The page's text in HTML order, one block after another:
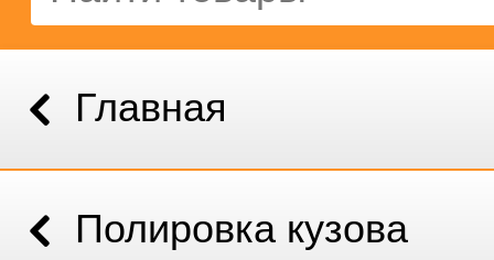
Главная
Полировка кузова